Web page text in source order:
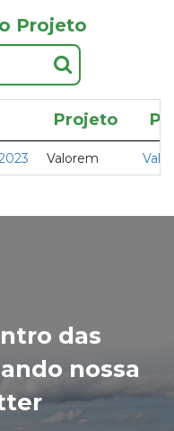
Projeto
Projeto
Valorem
das
nossa